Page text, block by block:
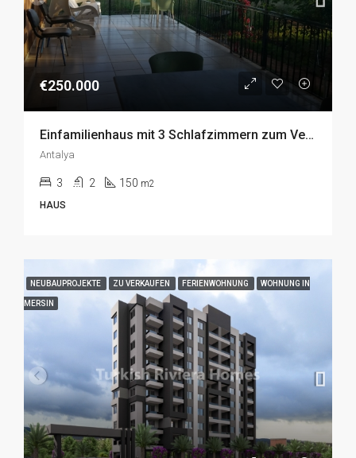
€250.000
Einfamilienhaus mit 3 Schlafzimmern zum Verkauf in Kepez, Antalya
Antalya
3 2 150 m2
HAUS
NEUBAUPROJEKTE ZU VERKAUFEN FERIENWOHNUNG WOHNUNG IN
MERSIN